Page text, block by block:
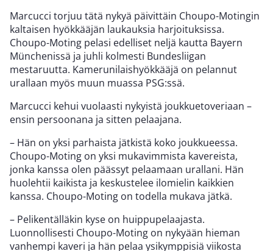
Marcucci torjuu tätä nykyä päivittäin Choupo-Motingin
kaltaisen hyökkääjän laukauksia harjoituksissa.
Choupo-Moting pelasi edelliset neljä kautta Bayern
Münchenissä ja juhli kolmesti Bundesliigan
mestaruutta. Kamerunilaishyökkääjä on pelannut
urallaan myös muun muassa PSG:ssä.
Marcucci kehui vuolaasti nykyistä joukkuetoveriaan –
ensin persoonana ja sitten pelaajana.
– Hän on yksi parhaista jätkistä koko joukkueessa.
Choupo-Moting on yksi mukavimmista kavereista,
jonka kanssa olen päässyt pelaamaan urallani. Hän
huolehtii kaikista ja keskustelee ilomielin kaikkien
kanssa. Choupo-Moting on todella mukava jätkä.
– Pelikentälläkin kyse on huippupelaajasta.
Luonnollisesti Choupo-Moting on nykyään hieman
vanhempi kaveri ja hän pelaa ysikymppisiä viikosta